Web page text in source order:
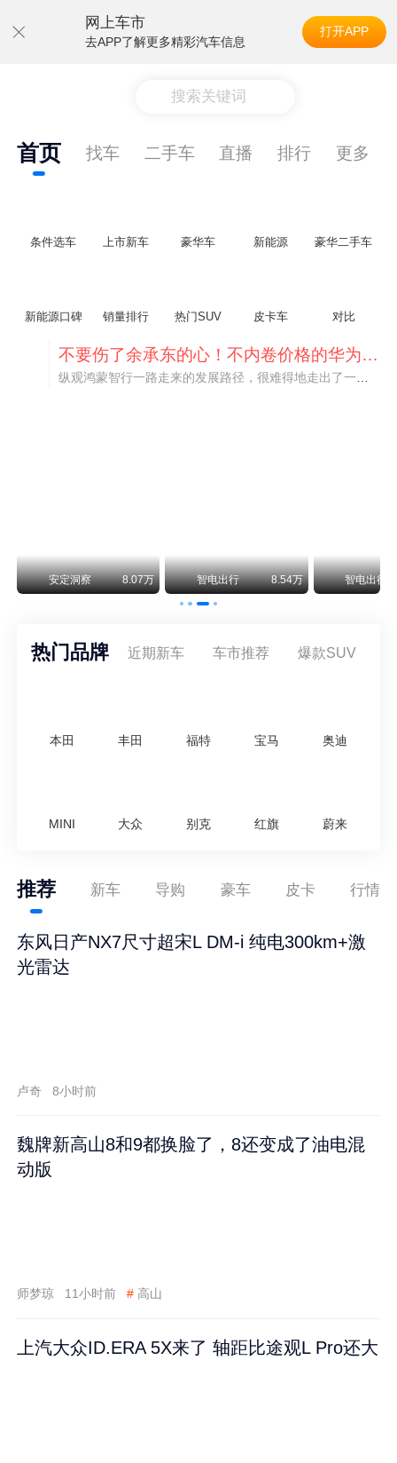
网上车市
去APP了解更多精彩汽车信息
打开APP
搜索关键词
首页 找车 二手车 直播 排行 更多
条件选车 上市新车 豪华车 新能源 豪华二手车
新能源口碑 销量排行 热门SUV 皮卡车 对比
不要伤了余承东的心！不内卷价格的华为，弥足珍贵！
安定洞察 8.07万 智电出行 8.54万 智电出行
热门品牌 近期新车 车市推荐 爆款SUV
本田 丰田 福特 宝马 奥迪
MINI 大众 别克 红旗 蔚来
推荐 新车 导购 豪车 皮卡 行情
东风日产NX7尺寸超宋L DM-i 纯电300km+激
光雷达
卢奇 8小时前
魏牌新高山8和9都换脸了，8还变成了油电混
动版
师梦琼 11小时前 # 高山
上汽大众ID.ERA 5X来了 轴距比途观L Pro还大